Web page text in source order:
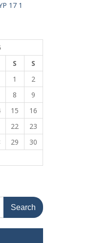
17 1
S
S
1
2
8
9
15
16
22
23
29
30